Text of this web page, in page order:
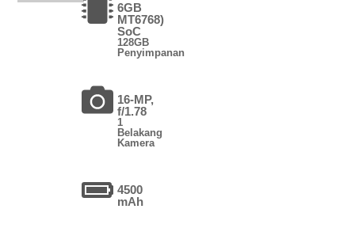
6GB
MT6768)
SoC
128GB
Penyimpanan
16-MP,
f/1.78
1
Belakang
Kamera
4500
mAh